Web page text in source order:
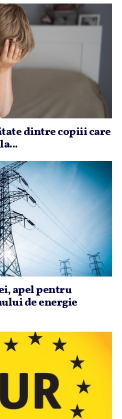
dintre copiii care
apel pentru
de energie